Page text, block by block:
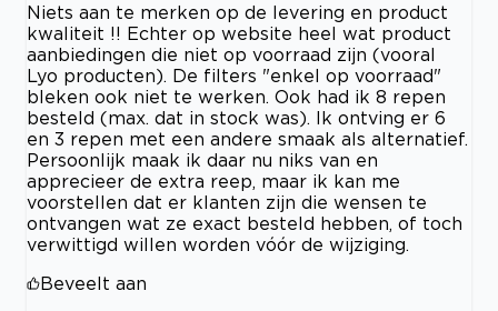
Niets aan te merken op de levering en product
kwaliteit !! Echter op website heel wat product
aanbiedingen die niet op voorraad zijn (vooral
Lyo producten). De filters "enkel op voorraad"
bleken ook niet te werken. Ook had ik 8 repen
besteld (max. dat in stock was). Ik ontving er 6
en 3 repen met een andere smaak als alternatief.
Persoonlijk maak ik daar nu niks van en
apprecieer de extra reep, maar ik kan me
voorstellen dat er klanten zijn die wensen te
ontvangen wat ze exact besteld hebben, of toch
verwittigd willen worden vóór de wijziging.
Beveelt aan